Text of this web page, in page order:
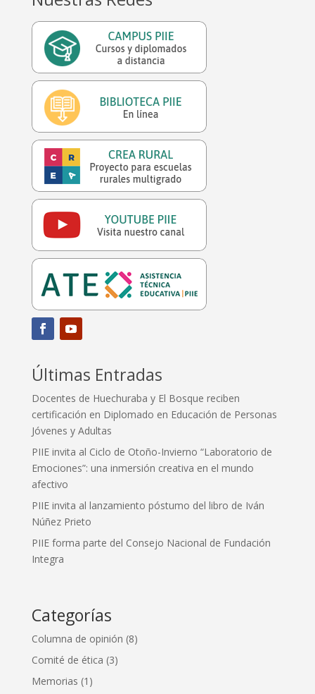
Últimas Entradas
Docentes de Huechuraba y El Bosque reciben
certificación en Diplomado en Educación de Personas
Jóvenes y Adultas
PIIE invita al Ciclo de Otoño-Invierno “Laboratorio de
Emociones”: una inmersión creativa en el mundo
afectivo
PIIE invita al lanzamiento póstumo del libro de Iván
Núñez Prieto
PIIE forma parte del Consejo Nacional de Fundación
Integra
Categorías
Columna de opinión (8)
Comité de ética (3)
Memorias (1)